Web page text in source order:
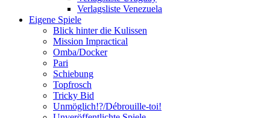
Verlagsliste Venezuela
Eigene Spiele
Blick hinter die Kulissen
Mission Impractical
Omba/Docker
Pari
Schiebung
Topfrosch
Tricky Bid
Unmöglich!?/Débrouille-toi!